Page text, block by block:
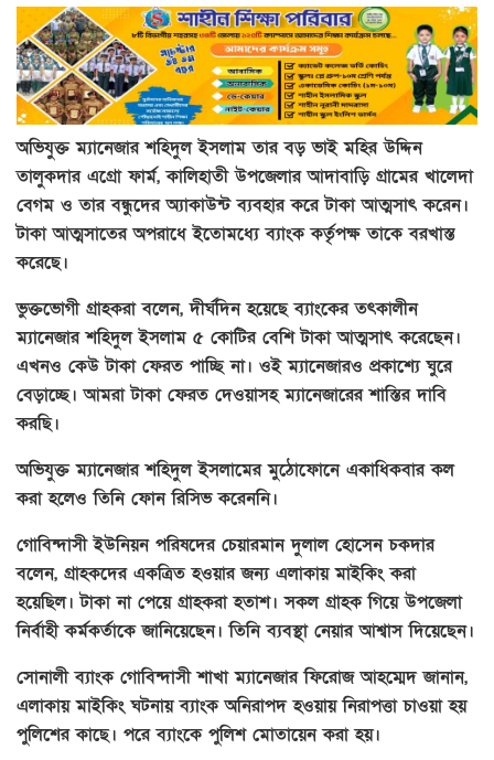
অভিযুক্ত ম্যানেজার শহিদুল ইসলাম তার বড় ভাই মহির উদ্দিন
তালুকদার এগ্রো ফার্ম, কালিহাতী উপজেলার আদাবাড়ি গ্রামের খালেদা
বেগম ও তার বন্ধুদের অ্যাকাউন্ট ব্যবহার করে টাকা আত্মসাৎ করেন।
টাকা আত্মসাতের অপরাধে ইতোমধ্যে ব্যাংক কর্তৃপক্ষ তাকে বরখাস্ত
করেছে।
ভুক্তভোগী গ্রাহকরা বলেন, দীর্ঘদিন হয়েছে ব্যাংকের তৎকালীন
ম্যানেজার শহিদুল ইসলাম ৫ কোটির বেশি টাকা আত্মসাৎ করেছেন।
এখনও কেউ টাকা ফেরত পাচ্ছি না। ওই ম্যানেজারও প্রকাশ্যে ঘুরে
বেড়াচ্ছে। আমরা টাকা ফেরত দেওয়াসহ ম্যানেজারের শাস্তির দাবি
করছি।
অভিযুক্ত ম্যানেজার শহিদুল ইসলামের মুঠোফোনে একাধিকবার কল
করা হলেও তিনি ফোন রিসিভ করেননি।
গোবিন্দাসী ইউনিয়ন পরিষদের চেয়ারমান দুলাল হোসেন চকদার
বলেন, গ্রাহকদের একত্রিত হওয়ার জন্য এলাকায় মাইকিং করা
হয়েছিল। টাকা না পেয়ে গ্রাহকরা হতাশ। সকল গ্রাহক গিয়ে উপজেলা
নির্বাহী কর্মকর্তাকে জানিয়েছেন। তিনি ব্যবস্থা নেয়ার আশ্বাস দিয়েছেন।
সোনালী ব্যাংক গোবিন্দাসী শাখা ম্যানেজার ফিরোজ আহম্মেদ জানান,
এলাকায় মাইকিং ঘটনায় ব্যাংক অনিরাপদ হওয়ায় নিরাপত্তা চাওয়া হয়
পুলিশের কাছে। পরে ব্যাংকে পুলিশ মোতায়েন করা হয়।